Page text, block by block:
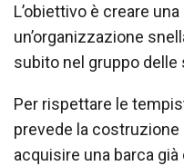
L’obiettivo è creare
un’organizzazione
subito nel gruppo delle
Per rispettare le
prevede la costruzione
acquisire una barca